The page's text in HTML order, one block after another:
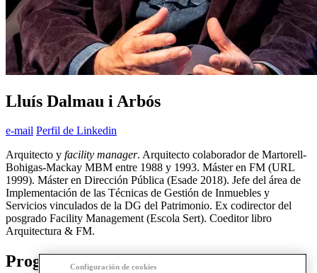
Lluís Dalmau i Arbós
e-mail Perfil de Linkedin
Arquitecto y facility manager. Arquitecto colaborador de Martorell-
Bohigas-Mackay MBM entre 1988 y 1993. Máster en FM (URL
1999). Máster en Dirección Pública (Esade 2018). Jefe del área de
Implementación de las Técnicas de Gestión de Inmuebles y
Servicios vinculados de la DG del Patrimonio. Ex codirector del
posgrado Facility Management (Escola Sert). Coeditor libro
Arquitectura & FM.
Programas relacionados
Configuración de cookies